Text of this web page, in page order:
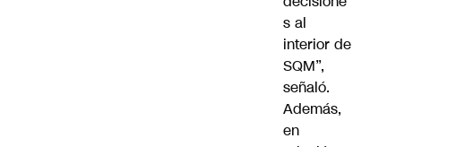
s al
interior de
SQM”,
señaló.
Además,
en